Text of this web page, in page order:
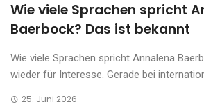
Wie viele Sprachen spricht
Baerbock? Das ist bekannt
Wie viele Sprachen spricht Annalena
wieder für Interesse. Gerade bei
25. Juni 2026